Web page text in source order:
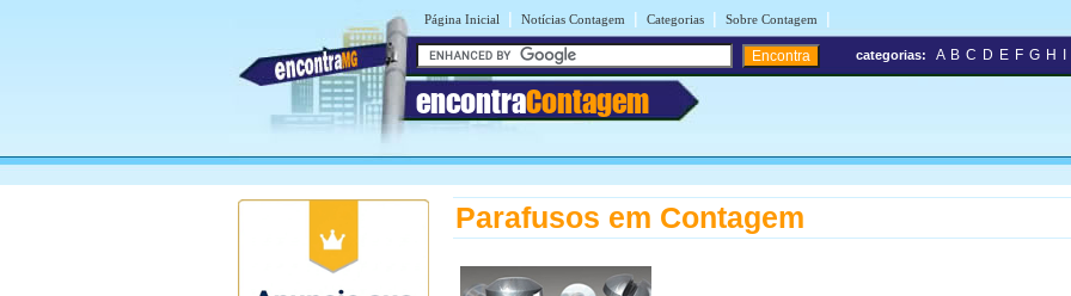
Página Inicial | Notícias Contagem | Categorias | Sobre Contagem |
encontraContagem
categorias: A B C D E F G H
Parafusos em Contagem